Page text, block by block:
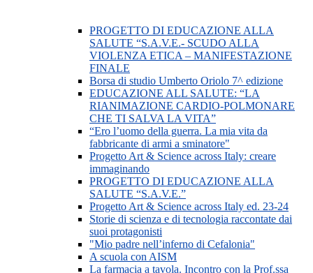
PROGETTO DI EDUCAZIONE ALLA
SALUTE “S.A.V.E.- SCUDO ALLA
VIOLENZA ETICA – MANIFESTAZIONE
FINALE
Borsa di studio Umberto Oriolo 7^ edizione
EDUCAZIONE ALL SALUTE: “LA
RIANIMAZIONE CARDIO-POLMONARE
CHE TI SALVA LA VITA”
“Ero l’uomo della guerra. La mia vita da
fabbricante di armi a sminatore"
Progetto Art & Science across Italy: creare
immaginando
PROGETTO DI EDUCAZIONE ALLA
SALUTE “S.A.V.E.”
Progetto Art & Science across Italy ed. 23-24
Storie di scienza e di tecnologia raccontate dai
suoi protagonisti
"Mio padre nell’inferno di Cefalonia"
A scuola con AISM
La farmacia a tavola. Incontro con la Prof.ssa